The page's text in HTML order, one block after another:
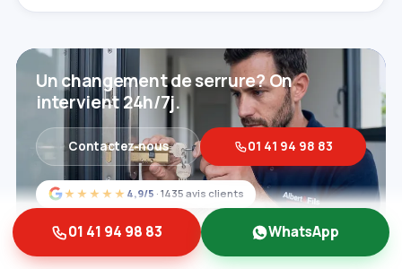
★★★★★ 4,9/5 · 1435 avis clients
Un changement de serrure? On
intervient 24h/7j.
Contactez‑nous 01 41 94 98 83
01 41 94 98 83 WhatsApp